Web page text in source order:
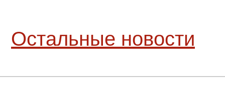
Остальные новости